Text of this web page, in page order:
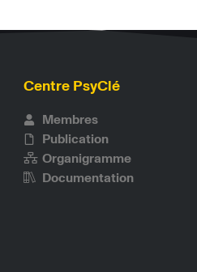
Centre PsyClé
Membres
Publication
Organigramme
Documentation